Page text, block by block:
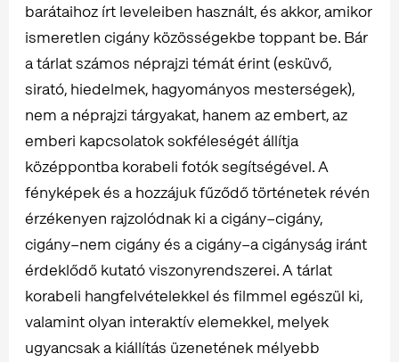
barátaihoz írt leveleiben használt, és akkor, amikor
ismeretlen cigány közösségekbe toppant be. Bár
a tárlat számos néprajzi témát érint (esküvő,
sirató, hiedelmek, hagyományos mesterségek),
nem a néprajzi tárgyakat, hanem az embert, az
emberi kapcsolatok sokféleségét állítja
középpontba korabeli fotók segítségével. A
fényképek és a hozzájuk fűződő történetek révén
érzékenyen rajzolódnak ki a cigány–cigány,
cigány–nem cigány és a cigány–a cigányság iránt
érdeklődő kutató viszonyrendszerei. A tárlat
korabeli hangfelvételekkel és filmmel egészül ki,
valamint olyan interaktív elemekkel, melyek
ugyancsak a kiállítás üzenetének mélyebb